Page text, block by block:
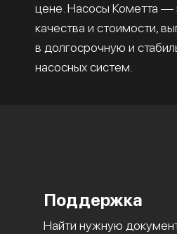
цене. Насосы Кометта —
качества и стоимости,
в долгосрочную и
насосных систем.
Поддержка
Найти нужную